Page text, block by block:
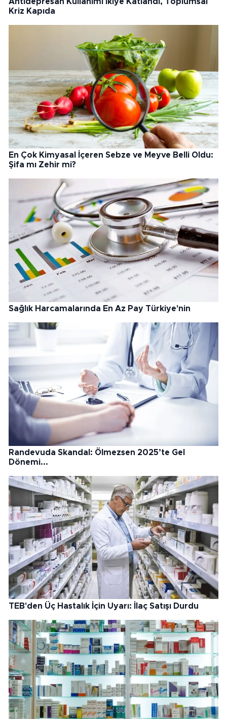
Antidepresan Kullanımı İkiye Katlandı, Toplumsal
Kriz Kapıda
En Çok Kimyasal İçeren Sebze ve Meyve Belli Oldu:
Şifa mı Zehir mi?
Sağlık Harcamalarında En Az Pay Türkiye'nin
Randevuda Skandal: Ölmezsen 2025’te Gel
Dönemi...
TEB'den Üç Hastalık İçin Uyarı: İlaç Satışı Durdu